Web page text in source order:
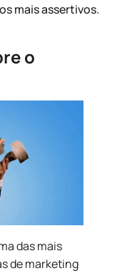
mais assertivos.
o
das mais
de marketing